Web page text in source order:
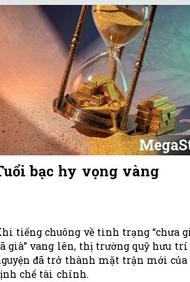
bạc hy vọng vàng
tiếng chuông về tình trạng “chưa
già” vang lên, thị trường quỹ hưu
đã trở thành mặt trận mới của
chế tài chính.